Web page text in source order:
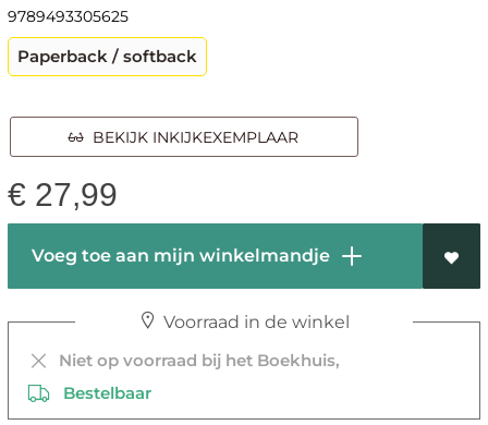
9789493305625
Paperback / softback
BEKIJK INKIJKEXEMPLAAR
€ 27,99
Voeg toe aan mijn winkelmandje
Voorraad in de winkel
Niet op voorraad bij het Boekhuis,
Bestelbaar